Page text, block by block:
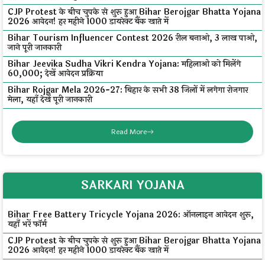
CJP Protest के बीच चुपके से शुरू हुआ Bihar Berojgar Bhatta Yojana
2026 आवेदन! हर महीने ₹1000 डायरेक्ट बैंक खाते में
Bihar Tourism Influencer Contest 2026 रील बनाओ, ₹3 लाख पाओ,
जाने पूरी जानकारी
Bihar Jeevika Sudha Vikri Kendra Yojana: महिलाओं को मिलेंगे
₹60,000; देखें आवेदन प्रक्रिया
Bihar Rojgar Mela 2026-27: बिहार के सभी 38 जिलों में लगेगा रोजगार
मेला, यहाँ देखें पूरी जानकारी
Read More
SARKARI YOJANA
Bihar Free Battery Tricycle Yojana 2026: ऑनलाइन आवेदन शुरू,
यहाँ भरें फॉर्म
CJP Protest के बीच चुपके से शुरू हुआ Bihar Berojgar Bhatta Yojana
2026 आवेदन! हर महीने ₹1000 डायरेक्ट बैंक खाते में